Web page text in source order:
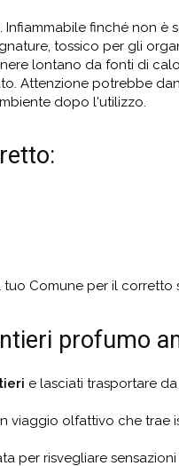
Infiammabile finché non
tossico per gli
lontano da fonti di
Attenzione potrebbe
dopo l'utilizzo.
Comune per il corretto
profumo
e lasciati trasportare
viaggio olfattivo che
per risvegliare